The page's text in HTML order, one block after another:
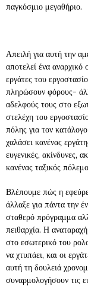
παγκόσμιο μεγαθήριο.
Απειλή για αυτή την
αποτελεί ένα
εργάτες του
πληρώσουν φόρους-
αδελφούς τους στο
στελέχη του
πόλης για τον
χαλάσει κανένας
ευγενικές, ακίνδυνες,
κανένας ταξικός
Βλέπουμε πώς η
άλλαξε για πάντα την
σταθερό πρόγραμμα
πειθαρχία. Η
στο εσωτερικό του
να χτυπάει, και οι
αυτή τη δουλειά
συναρμολογήσουν τις